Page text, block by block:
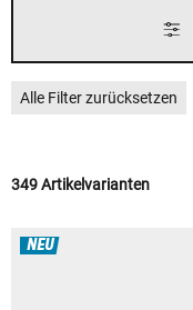
Alle Filter zurücksetzen
349 Artikelvarianten
NEU